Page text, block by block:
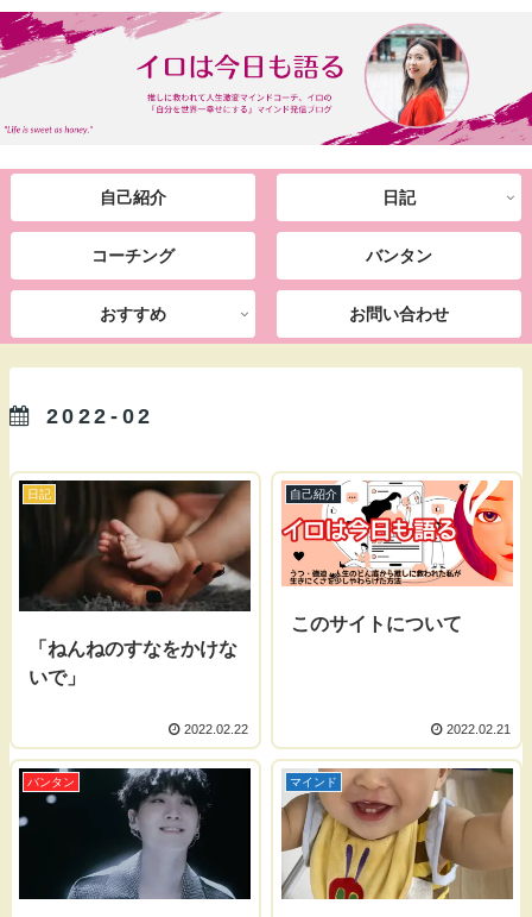
自己紹介 日記
コーチング バンタン
おすすめ お問い合わせ
2022-02
日記
「ねんねのすなをかけな
いで」
2022.02.22
自己紹介
このサイトについて
2022.02.21
バンタン マインド